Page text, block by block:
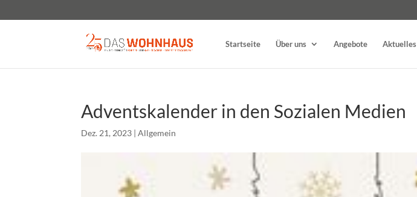
Startseite Über uns Angebote Aktuelles
Adventskalender in den Sozialen Medien
Dez. 21, 2023 |Allgemein